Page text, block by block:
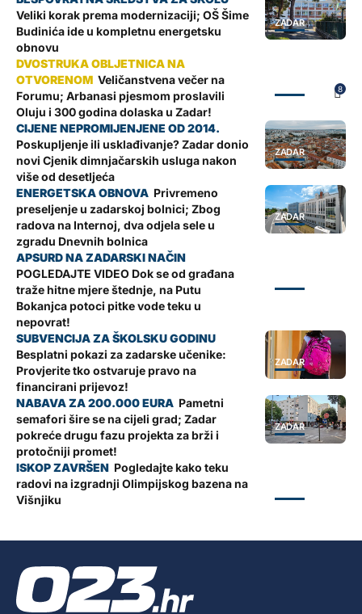
ZADAR
Veliki korak prema modernizaciji; OŠ Šime
Budinića ide u kompletnu energetsku
obnovu
8
Veličanstvena večer na
Forumu; Arbanasi pjesmom proslavili
Oluju i 300 godina dolaska u Zadar!
ZADAR
Poskupljenje ili usklađivanje? Zadar donio
novi Cjenik dimnjačarskih usluga nakon
više od desetljeća
ZADAR
Privremeno
preseljenje u zadarskoj bolnici; Zbog
radova na Internoj, dva odjela sele u
zgradu Dnevnih bolnica
POGLEDAJTE VIDEO Dok se od građana
traže hitne mjere štednje, na Putu
Bokanjca potoci pitke vode teku u
nepovrat!
ZADAR
Besplatni pokazi za zadarske učenike:
Provjerite tko ostvaruje pravo na
financirani prijevoz!
ZADAR
Pametni
semafori šire se na cijeli grad; Zadar
pokreće drugu fazu projekta za brži i
protočniji promet!
Pogledajte kako teku
radovi na izgradnji Olimpijskog bazena na
Višnjiku